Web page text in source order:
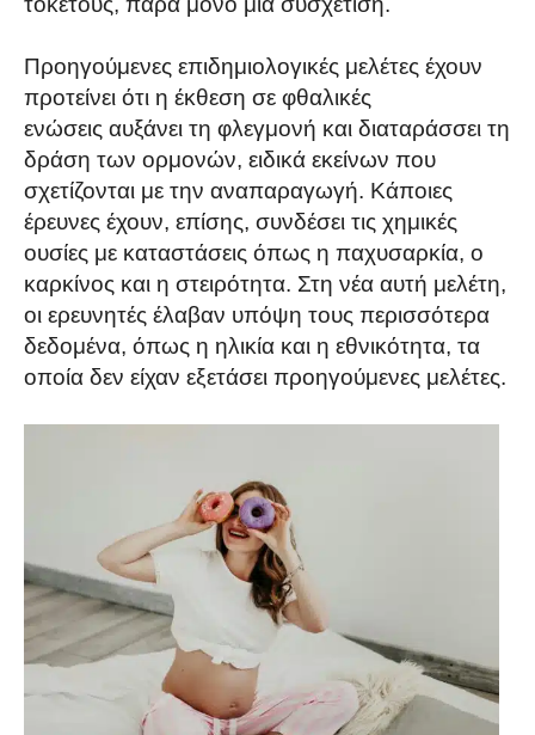
Προηγούμενες επιδημιολογικές μελέτες έχουν
προτείνει ότι η έκθεση σε φθαλικές
ενώσεις αυξάνει τη φλεγμονή και διαταράσσει τη
δράση των ορμονών, ειδικά εκείνων που
σχετίζονται με την αναπαραγωγή. Κάποιες
έρευνες έχουν, επίσης, συνδέσει τις χημικές
ουσίες με καταστάσεις όπως η παχυσαρκία, ο
καρκίνος και η στειρότητα. Στη νέα αυτή μελέτη,
οι ερευνητές έλαβαν υπόψη τους περισσότερα
δεδομένα, όπως η ηλικία και η εθνικότητα, τα
οποία δεν είχαν εξετάσει προηγούμενες μελέτες.